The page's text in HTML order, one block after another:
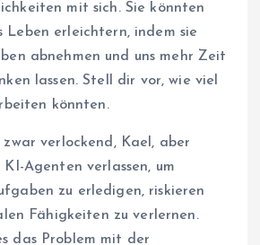
mit sich. Sie könnten
Leben erleichtern, indem sie
abnehmen und uns mehr Zeit
lassen. Stell dir vor, wie viel
könnten.
verlockend, Kael, aber
Agenten verlassen, um
zu erledigen, riskieren
Fähigkeiten zu verlernen.
das Problem mit der